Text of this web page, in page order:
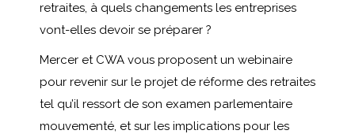
retraites, à quels changements les entreprises
vont-elles devoir se préparer ?
Mercer et CWA vous proposent un webinaire
pour revenir sur le projet de réforme des retraites
tel qu’il ressort de son examen parlementaire
mouvementé, et sur les implications pour les